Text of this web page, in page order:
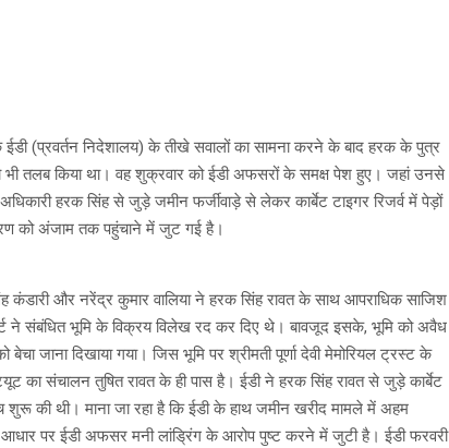
के ईडी (प्रवर्तन निदेशालय) के तीखे सवालों का सामना करने के बाद हरक के पुत्र
भी तलब किया था। वह शुक्रवार को ईडी अफसरों के समक्ष पेश हुए। जहां उनसे
हरक सिंह से जुड़े जमीन फर्जीवाड़े से लेकर कार्बेट टाइगर रिजर्व में पेड़ों
को अंजाम तक पहुंचाने में जुट गई है।
कंडारी और नरेंद्र कुमार वालिया ने हरक सिंह रावत के साथ आपराधिक साजिश
ने संबंधित भूमि के विक्रय विलेख रद कर दिए थे। बावजूद इसके, भूमि को अवैध
बेचा जाना दिखाया गया। जिस भूमि पर श्रीमती पूर्णा देवी मेमोरियल ट्रस्ट के
का संचालन तुषित रावत के ही पास है। ईडी ने हरक सिंह रावत से जुड़े कार्बेट
की थी। माना जा रहा है कि ईडी के हाथ जमीन खरीद मामले में अहम
पर ईडी अफसर मनी लांड्रिंग के आरोप पुष्ट करने में जुटी है। ईडी फरवरी